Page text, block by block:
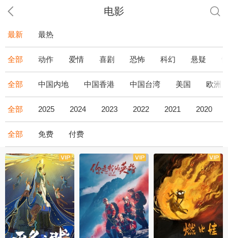
电影
最新 最热
全部 动作 爱情 喜剧 恐怖 科幻 悬疑
全部 中国内地 中国香港 中国台湾 美国 欧洲
全部 2025 2024 2023 2022 2021 2020
全部 免费 付费